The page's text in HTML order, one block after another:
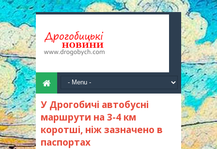
У Дрогобичі автобусні
маршрути на 3-4 км
коротші, ніж зазначено в
паспортах